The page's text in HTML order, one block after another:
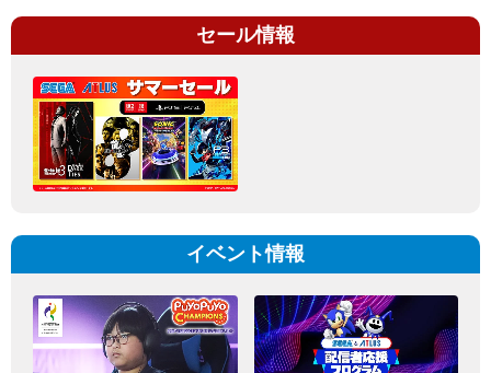
セール情報
イベント情報